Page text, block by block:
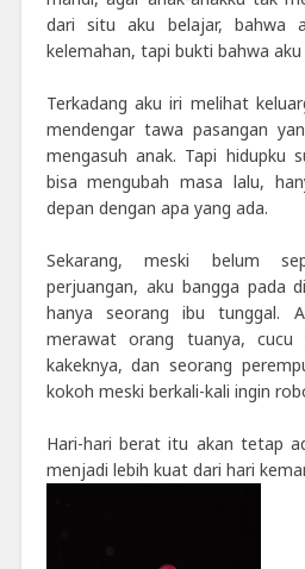
dari situ aku belajar, bahwa
kelemahan, tapi bukti bahwa
Terkadang aku iri melihat
mendengar tawa pasangan
mengasuh anak. Tapi hidupku
bisa mengubah masa lalu,
depan dengan apa yang ada.
Sekarang, meski belum
perjuangan, aku bangga pada
hanya seorang ibu tunggal.
merawat orang tuanya, cucu
kakeknya, dan seorang
kokoh meski berkali-kali ingin
Hari-hari berat itu akan tetap
menjadi lebih kuat dari hari